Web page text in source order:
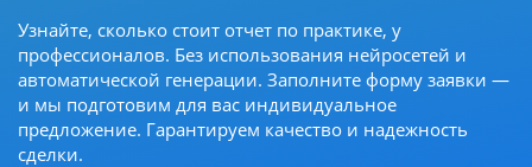
Узнайте, сколько стоит отчет по практике, у
профессионалов. Без использования нейросетей и
автоматической генерации. Заполните форму заявки —
и мы подготовим для вас индивидуальное
предложение. Гарантируем качество и надежность
сделки.